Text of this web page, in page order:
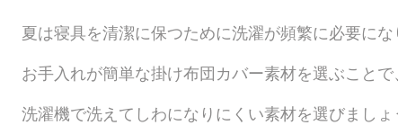
夏は寝具を清潔に保つために洗濯が頻繁に必要にな
お手入れが簡単な掛け布団カバー素材を選ぶことで
洗濯機で洗えてしわになりにくい素材を選びましょ